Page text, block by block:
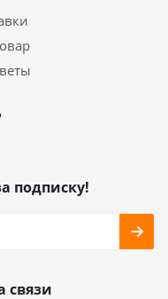
подписку!
связи